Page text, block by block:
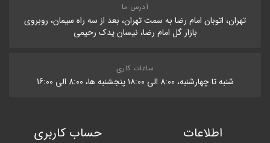
آدرس ما
تهران، اتوبان امام رضا به سمت تهران، بعد از سه راه سیمان، روبروی
بازار گل امام رضا، نیسان یدک رحیمی
ساعات کاری
شنبه تا چهارشنبه، 8:۰۰ الی ۱۸:۰۰ پنجشنبه ها، 8:۰۰ الی 16:۰۰
اطلاعات حساب کاربری